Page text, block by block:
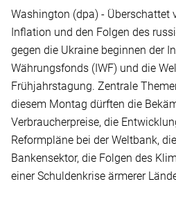
Washington (dpa) - Überschattet
Inflation und den Folgen des
gegen die Ukraine beginnen der
Währungsfonds (IWF) und die
Frühjahrstagung. Zentrale
diesem Montag dürften die
Verbraucherpreise, die
Reformpläne bei der Weltbank,
Bankensektor, die Folgen des
einer Schuldenkrise ärmerer